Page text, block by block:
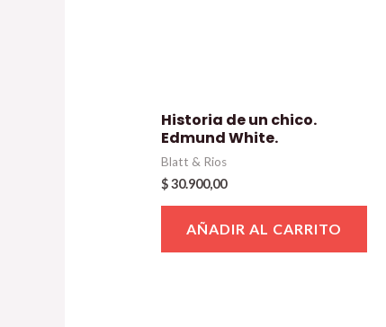
Historia de un chico.
Edmund White.
Blatt & Rios
$30.900,00
AÑADIR AL CARRITO